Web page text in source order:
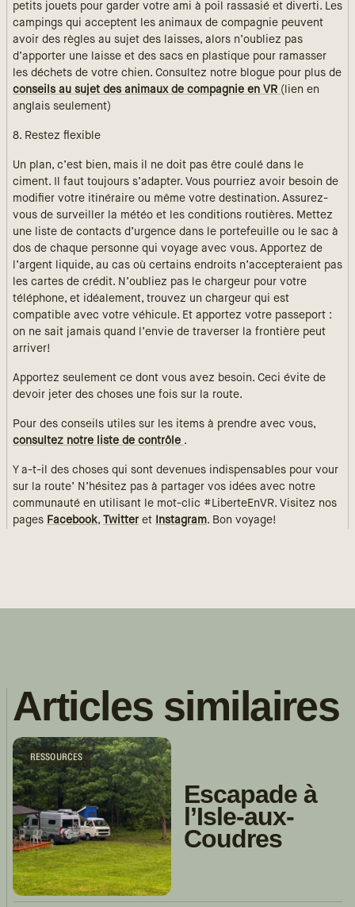
petits jouets pour garder votre ami à poil rassasié et diverti. Les
campings qui acceptent les animaux de compagnie peuvent
avoir des règles au sujet des laisses, alors n’oubliez pas
d’apporter une laisse et des sacs en plastique pour ramasser
les déchets de votre chien. Consultez notre blogue pour plus de
conseils au sujet des animaux de compagnie en VR (lien en
anglais seulement)
8. Restez flexible
Un plan, c’est bien, mais il ne doit pas être coulé dans le
ciment. Il faut toujours s’adapter. Vous pourriez avoir besoin de
modifier votre itinéraire ou même votre destination. Assurez-
vous de surveiller la météo et les conditions routières. Mettez
une liste de contacts d’urgence dans le portefeuille ou le sac à
dos de chaque personne qui voyage avec vous. Apportez de
l’argent liquide, au cas où certains endroits n’accepteraient pas
les cartes de crédit. N’oubliez pas le chargeur pour votre
téléphone, et idéalement, trouvez un chargeur qui est
compatible avec votre véhicule. Et apportez votre passeport :
on ne sait jamais quand l’envie de traverser la frontière peut
arriver!
Apportez seulement ce dont vous avez besoin. Ceci évite de
devoir jeter des choses une fois sur la route.
Pour des conseils utiles sur les items à prendre avec vous,
consultez notre liste de contrôle .
Y a-t-il des choses qui sont devenues indispensables pour vour
sur la route’ N’hésitez pas à partager vos idées avec notre
communauté en utilisant le mot-clic #LiberteEnVR. Visitez nos
pages Facebook, Twitter et Instagram. Bon voyage!
Articles similaires
RESSOURCES
Escapade à
l’Isle-aux-
Coudres